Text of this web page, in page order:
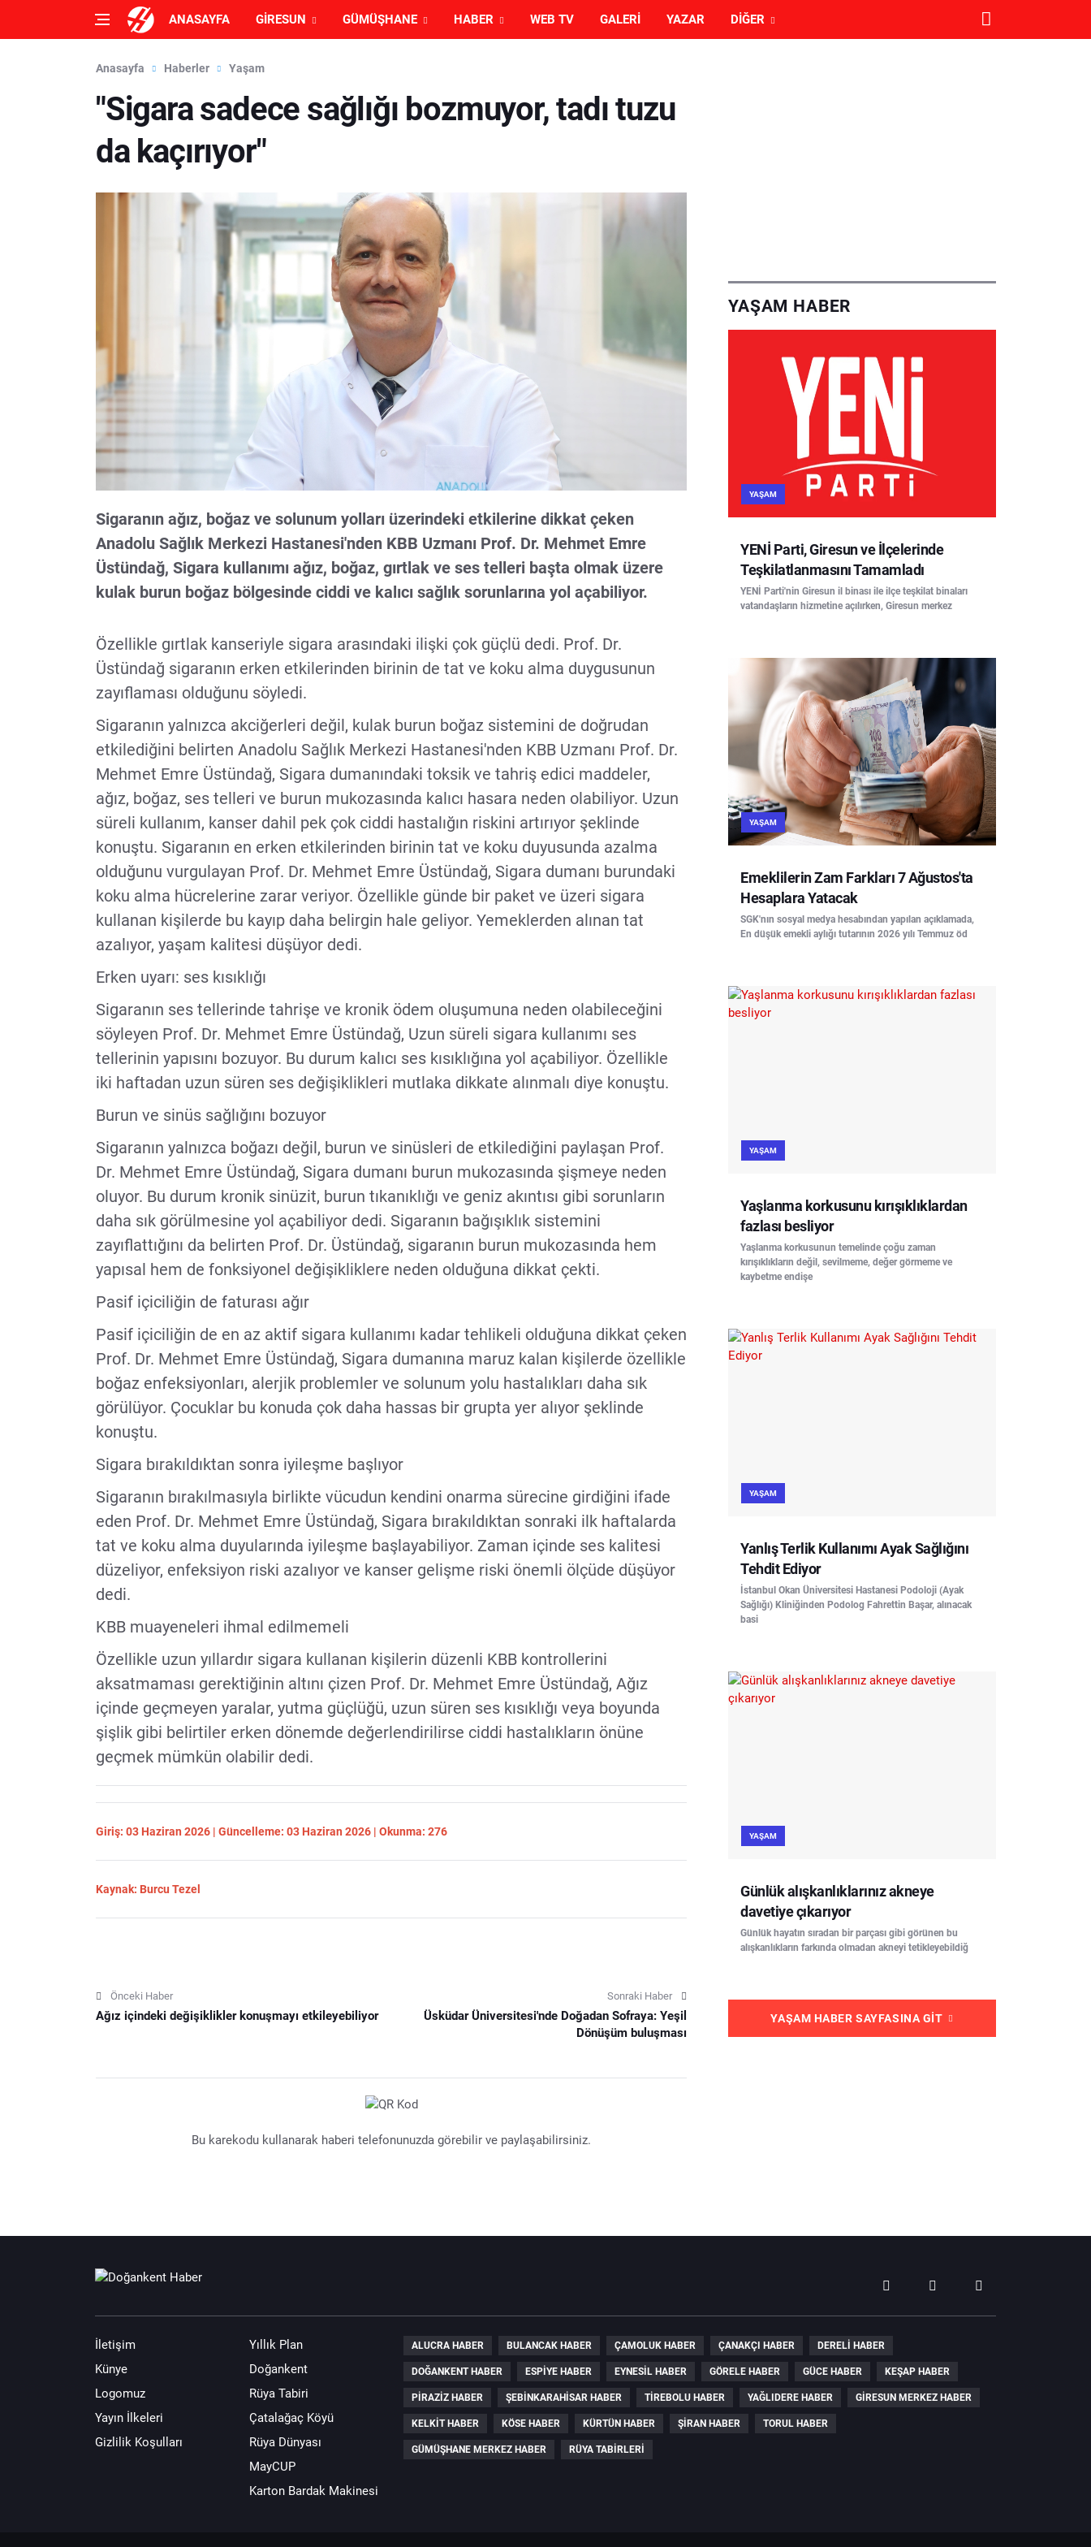
ANASAYFA GIRESUN GÜMÜŞHANE HABER WEB TV GALERI YAZAR DIĞER
Anasayfa Haberler Yaşam
"Sigara sadece sağlığı bozmuyor, tadı tuzu
da kaçırıyor"
Sigaranın ağız, boğaz ve solunum yolları üzerindeki etkilerine dikkat çeken
Anadolu Sağlık Merkezi Hastanesi'nden KBB Uzmanı Prof. Dr. Mehmet Emre
Üstündağ, Sigara kullanımı ağız, boğaz, gırtlak ve ses telleri başta olmak üzere
kulak burun boğaz bölgesinde ciddi ve kalıcı sağlık sorunlarına yol açabiliyor.
Özellikle gırtlak kanseriyle sigara arasındaki ilişki çok güçlü dedi. Prof. Dr.
Üstündağ sigaranın erken etkilerinden birinin de tat ve koku alma duygusunun
zayıflaması olduğunu söyledi.
Sigaranın yalnızca akciğerleri değil, kulak burun boğaz sistemini de doğrudan
etkilediğini belirten Anadolu Sağlık Merkezi Hastanesi'nden KBB Uzmanı Prof. Dr.
Mehmet Emre Üstündağ, Sigara dumanındaki toksik ve tahriş edici maddeler,
ağız, boğaz, ses telleri ve burun mukozasında kalıcı hasara neden olabiliyor. Uzun
süreli kullanım, kanser dahil pek çok ciddi hastalığın riskini artırıyor şeklinde
konuştu. Sigaranın en erken etkilerinden birinin tat ve koku duyusunda azalma
olduğunu vurgulayan Prof. Dr. Mehmet Emre Üstündağ, Sigara dumanı burundaki
koku alma hücrelerine zarar veriyor. Özellikle günde bir paket ve üzeri sigara
kullanan kişilerde bu kayıp daha belirgin hale geliyor. Yemeklerden alınan tat
azalıyor, yaşam kalitesi düşüyor dedi.
Erken uyarı: ses kısıklığı
Sigaranın ses tellerinde tahrişe ve kronik ödem oluşumuna neden olabileceğini
söyleyen Prof. Dr. Mehmet Emre Üstündağ, Uzun süreli sigara kullanımı ses
tellerinin yapısını bozuyor. Bu durum kalıcı ses kısıklığına yol açabiliyor. Özellikle
iki haftadan uzun süren ses değişiklikleri mutlaka dikkate alınmalı diye konuştu.
Burun ve sinüs sağlığını bozuyor
Sigaranın yalnızca boğazı değil, burun ve sinüsleri de etkilediğini paylaşan Prof.
Dr. Mehmet Emre Üstündağ, Sigara dumanı burun mukozasında şişmeye neden
oluyor. Bu durum kronik sinüzit, burun tıkanıklığı ve geniz akıntısı gibi sorunların
daha sık görülmesine yol açabiliyor dedi. Sigaranın bağışıklık sistemini
zayıflattığını da belirten Prof. Dr. Üstündağ, sigaranın burun mukozasında hem
yapısal hem de fonksiyonel değişikliklere neden olduğuna dikkat çekti.
Pasif içiciliğin de faturası ağır
Pasif içiciliğin de en az aktif sigara kullanımı kadar tehlikeli olduğuna dikkat çeken
Prof. Dr. Mehmet Emre Üstündağ, Sigara dumanına maruz kalan kişilerde özellikle
boğaz enfeksiyonları, alerjik problemler ve solunum yolu hastalıkları daha sık
görülüyor. Çocuklar bu konuda çok daha hassas bir grupta yer alıyor şeklinde
konuştu.
Sigara bırakıldıktan sonra iyileşme başlıyor
Sigaranın bırakılmasıyla birlikte vücudun kendini onarma sürecine girdiğini ifade
eden Prof. Dr. Mehmet Emre Üstündağ, Sigara bırakıldıktan sonraki ilk haftalarda
tat ve koku alma duyularında iyileşme başlayabiliyor. Zaman içinde ses kalitesi
düzeliyor, enfeksiyon riski azalıyor ve kanser gelişme riski önemli ölçüde düşüyor
dedi.
KBB muayeneleri ihmal edilmemeli
Özellikle uzun yıllardır sigara kullanan kişilerin düzenli KBB kontrollerini
aksatmaması gerektiğinin altını çizen Prof. Dr. Mehmet Emre Üstündağ, Ağız
içinde geçmeyen yaralar, yutma güçlüğü, uzun süren ses kısıklığı veya boyunda
şişlik gibi belirtiler erken dönemde değerlendirilirse ciddi hastalıkların önüne
geçmek mümkün olabilir dedi.
Giriş: 03 Haziran 2026 | Güncelleme: 03 Haziran 2026 | Okunma: 276
Kaynak: Burcu Tezel
Önceki Haber
Ağız içindeki değişiklikler konuşmayı etkileyebiliyor
Sonraki Haber
Üsküdar Üniversitesi'nde Doğadan Sofraya: Yeşil
Dönüşüm buluşması
Bu karekodu kullanarak haberi telefonunuzda görebilir ve paylaşabilirsiniz.
YAŞAM HABER
YAŞAM
YENİ Parti, Giresun ve İlçelerinde
Teşkilatlanmasını Tamamladı
YENİ Parti'nin Giresun il binası ile ilçe teşkilat binaları
vatandaşların hizmetine açılırken, Giresun merkez
YAŞAM
Emeklilerin Zam Farkları 7 Ağustos'ta
Hesaplara Yatacak
SGK'nın sosyal medya hesabından yapılan açıklamada,
En düşük emekli aylığı tutarının 2026 yılı Temmuz öd
YAŞAM
Yaşlanma korkusunu kırışıklıklardan
fazlası besliyor
Yaşlanma korkusunun temelinde çoğu zaman
kırışıklıkların değil, sevilmeme, değer görmeme ve
kaybetme endişe
YAŞAM
Yanlış Terlik Kullanımı Ayak Sağlığını
Tehdit Ediyor
İstanbul Okan Üniversitesi Hastanesi Podoloji (Ayak
Sağlığı) Kliniğinden Podolog Fahrettin Başar, alınacak
basi
YAŞAM
Günlük alışkanlıklarınız akneye
davetiye çıkarıyor
Günlük hayatın sıradan bir parçası gibi görünen bu
alışkanlıkların farkında olmadan akneyi tetikleyebildiğ
YAŞAM HABER SAYFASINA GIT
İletişim
Künye
Logomuz
Yayın İlkeleri
Gizlilik Koşulları
Yıllık Plan
Doğankent
Rüya Tabiri
Çatalağaç Köyü
Rüya Dünyası
MayCUP
Karton Bardak Makinesi
ALUCRA HABER BULANCAK HABER ÇAMOLUK HABER ÇANAKÇI HABER DERELI HABER
DOĞANKENT HABER ESPIYE HABER EYNESIL HABER GÖRELE HABER GÜCE HABER KEŞAP HABER
PIRAZIZ HABER ŞEBINKARAHISAR HABER TIREBOLU HABER YAĞLIDERE HABER GIRESUN MERKEZ HABER
KELKIT HABER KÖSE HABER KÜRTÜN HABER ŞIRAN HABER TORUL HABER
GÜMÜŞHANE MERKEZ HABER RÜYA TABIRLERI